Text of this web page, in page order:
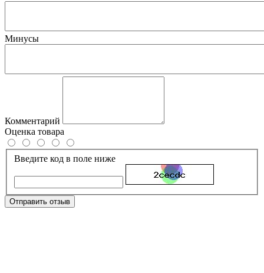
Минусы
Комментарий
Оценка товара
Введите код в поле ниже
Отправить отзыв